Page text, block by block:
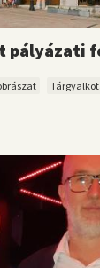
pályázati